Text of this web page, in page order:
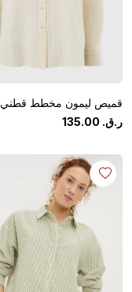
قميص ليمون مخطط قطني
ر.ق.
135.00